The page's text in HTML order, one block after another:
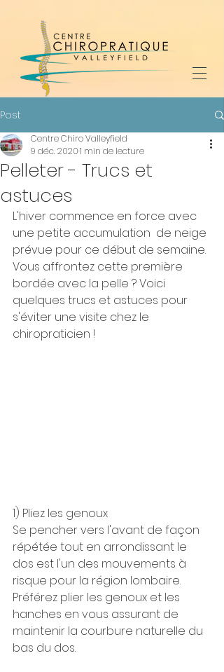
Post
Pelleter - Trucs et
astuces
Centre Chiro Valleyfield
9 déc. 20201 min de lecture
L'hiver commence en force avec
une petite accumulation  de neige
prévue pour ce début de semaine.
Vous affrontez cette première
bordée avec la pelle ? Voici
quelques trucs et astuces pour
s'éviter une visite chez le
chiropraticien !
1) Pliez les genoux
Se pencher vers l'avant de façon
répétée tout en arrondissant le
dos est l'un des mouvements à
risque pour la région lombaire.
Préférez plier les genoux et les
hanches en vous assurant de
maintenir la courbure naturelle du
bas du dos.